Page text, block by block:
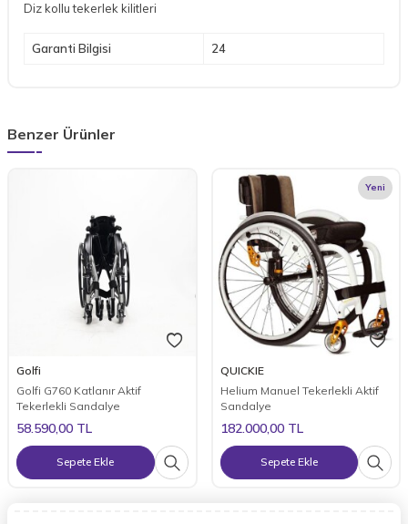
Diz kollu tekerlek kilitleri
Garanti Bilgisi 24
Benzer Ürünler
Golfi
Golfi G760 Katlanır Aktif
Tekerlekli Sandalye
58.590,00 TL
Sepete Ekle
Yeni
QUICKIE
Helium Manuel Tekerlekli Aktif
Sandalye
182.000,00TL
Sepete Ekle